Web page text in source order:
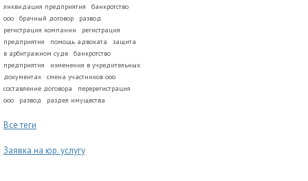
ликвидация предприятия
банкротство
ооо
брачный договор
развод.
регистрация компании
регистрация
предприятия
помощь адвоката
защита
в арбитражном суде
банкротство
предприятия
изменения в учредительных
документах
смена участников ооо
составление договора
перерегистрация
ооо
развод раздел имущества
Все теги
Заявка на юр. услугу